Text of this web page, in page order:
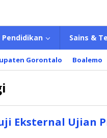
Pendidikan Sains &
Gorontalo Boalemo
Eksternal Ujian